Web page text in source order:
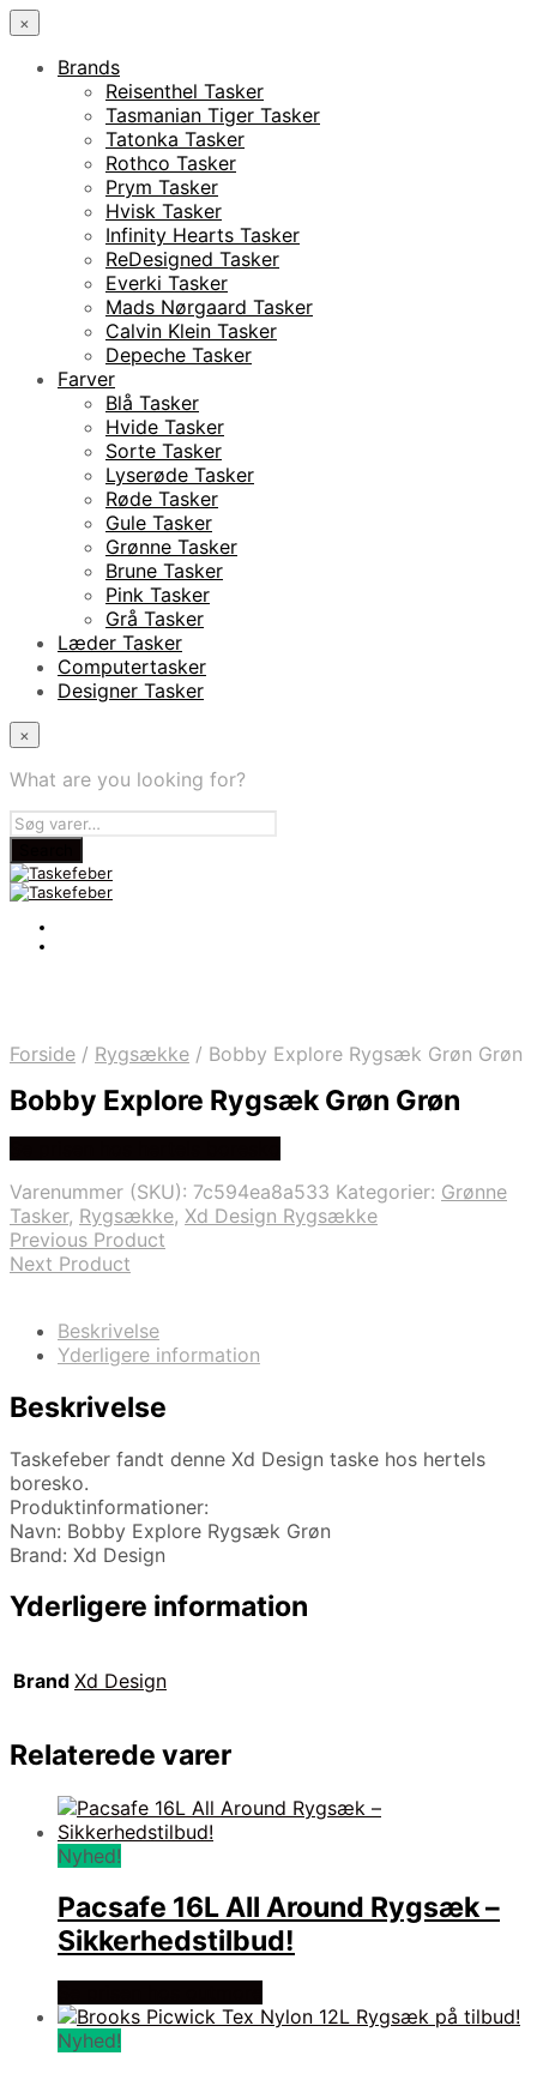
×
Brands
Reisenthel Tasker
Tasmanian Tiger Tasker
Tatonka Tasker
Rothco Tasker
Prym Tasker
Hvisk Tasker
Infinity Hearts Tasker
ReDesigned Tasker
Everki Tasker
Mads Nørgaard Tasker
Calvin Klein Tasker
Depeche Tasker
Farver
Blå Tasker
Hvide Tasker
Sorte Tasker
Lyserøde Tasker
Røde Tasker
Gule Tasker
Grønne Tasker
Brune Tasker
Pink Tasker
Grå Tasker
Læder Tasker
Computertasker
Designer Tasker
×
What are you looking for?
Forside / Rygsække / Bobby Explore Rygsæk Grøn Grøn
Bobby Explore Rygsæk Grøn Grøn
Varenummer (SKU): 7c594ea8a533 Kategorier: Grønne
Tasker, Rygsække, Xd Design Rygsække
Previous Product
Next Product
Beskrivelse
Yderligere information
Beskrivelse
Taskefeber fandt denne Xd Design taske hos hertels
boresko.
Produktinformationer:
Navn: Bobby Explore Rygsæk Grøn
Brand: Xd Design
Yderligere information
Brand Xd Design
Relaterede varer
Nyhed!
Pacsafe 16L All Around Rygsæk –
Sikkerhedstilbud!
Nyhed!